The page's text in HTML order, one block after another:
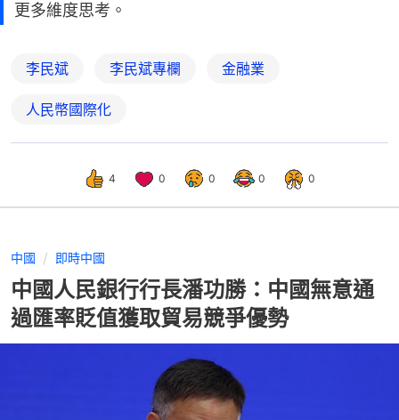
更多維度思考。
李民斌 李民斌專欄 金融業
人民幣國際化
4 0 0 0 0
中國 即時中國
中國人民銀行行長潘功勝：中國無意通
過匯率貶值獲取貿易競爭優勢